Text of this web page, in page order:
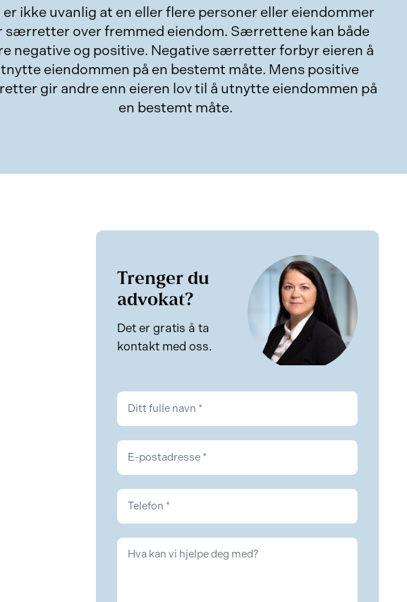
er ikke uvanlig at en eller flere personer eller eiendommer
særretter over fremmed eiendom. Særrettene kan både
negative og positive. Negative særretter forbyr eieren å
eiendommen på en bestemt måte. Mens positive
gir andre enn eieren lov til å utnytte eiendommen på
en bestemt måte.
Trenger du
advokat?
Det er gratis å ta
kontakt med oss.
Kontakt